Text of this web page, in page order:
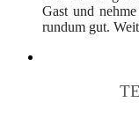
Gast und
rundum gut.